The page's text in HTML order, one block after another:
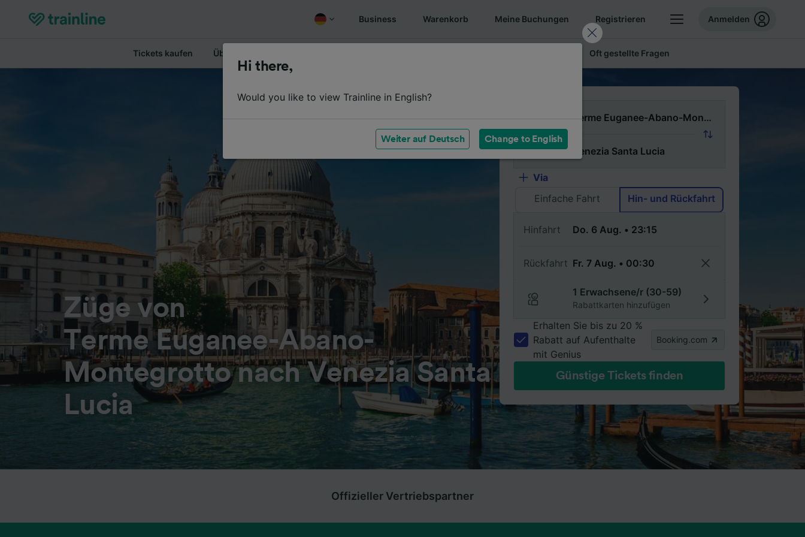
Business Warenkorb Meine Buchungen Registrieren Anmelden
Tickets kaufen Überblick Oft gestellte Fragen
Züge von
Terme Euganee-Abano-
Montegrotto nach Venezia Santa
Lucia
Von
Nach
Via
Einfache Fahrt
Hin- und Rückfahrt
Hinfahrt
Rückfahrt
1 Erwachsene/r (30-59)
Rabattkarten hinzufügen
Erhalten Sie bis zu 20 %
Rabatt auf Aufenthalte
mit Genius
Booking.com
Günstige Tickets finden
Offizieller Vertriebspartner
Hi there,
Would you like to view Trainline in English?
Weiter auf Deutsch Change to English